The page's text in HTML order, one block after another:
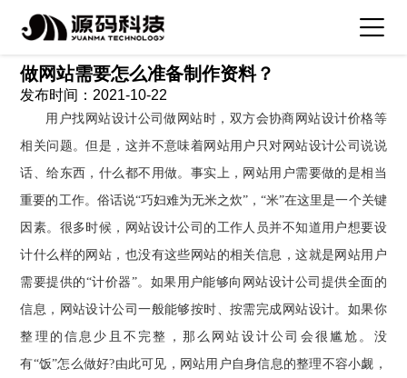
全部新闻 企业公告 行业资讯
做网站需要怎么准备制作资料？
发布时间：2021-10-22
用户找网站设计公司做网站时，双方会协商网站设计价格等
相关问题。但是，这并不意味着网站用户只对网站设计公司说说
话、给东西，什么都不用做。事实上，网站用户需要做的是相当
重要的工作。俗话说“巧妇难为无米之炊”，“米”在这里是一个关键
因素。很多时候，网站设计公司的工作人员并不知道用户想要设
计什么样的网站，也没有这些网站的相关信息，这就是网站用户
需要提供的“计价器”。如果用户能够向网站设计公司提供全面的
信息，网站设计公司一般能够按时、按需完成网站设计。如果你
整理的信息少且不完整，那么网站设计公司会很尴尬。没
有“饭”怎么做好?由此可见，网站用户自身信息的整理不容小觑，